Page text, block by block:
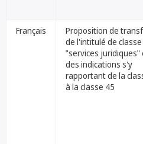
Français
Proposition de
de l'intitulé de classe
"services juridiques"
des indications s'y
rapportant de la
à la classe 45